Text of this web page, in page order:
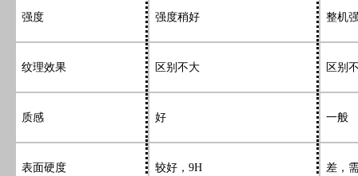
强度 强度稍好 整机
纹理效果 区别不大 区别
质感 好 一般
表面硬度 较好，9H 差，